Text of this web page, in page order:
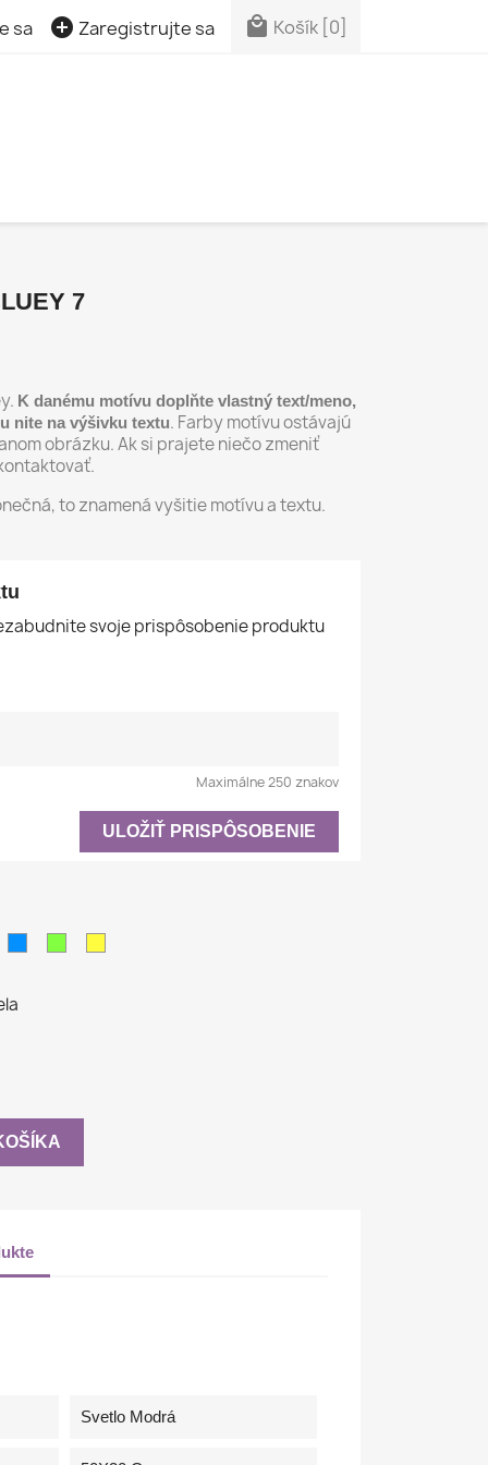
sa  Zaregistrujte sa  Košík [0]
7
K danému motívu doplňte vlastný text/meno,
nite na výšivku textu. Farby motívu ostávajú
obrázku. Ak si prajete niečo zmeniť
to znamená vyšitie motívu a textu.
svoje prispôsobenie produktu
Maximálne 250 znakov
ULOŽIŤ PRISPÔSOBENIE
Svetlo Modrá